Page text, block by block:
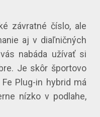
závratné číslo, ale
aj v diaľničných
nabáda užívať si
Je skôr športovo
Plug-in hybrid má
nízko v podlahe,